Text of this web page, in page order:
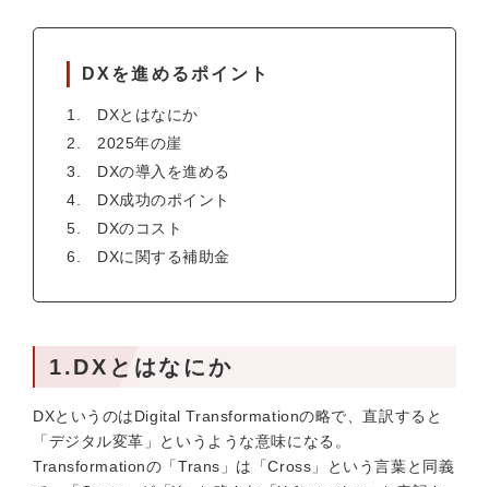
DXを進めるポイント
DXとはなにか
2025年の崖
DXの導入を進める
DX成功のポイント
DXのコスト
DXに関する補助金
1.DXとはなにか
DXというのはDigital Transformationの略で、直訳すると
「デジタル変革」というような意味になる。
Transformationの「Trans」は「Cross」という言葉と同義